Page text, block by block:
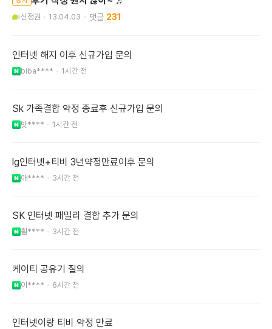
신정권 13.04.03 231
인터넷 해지 이후 신규가입 문의
biba**** 1시간 전
Sk 가족결합 약정 종료후 신규가입 문의
밧**** 1시간 전
lg인터넷+티비 3년약정만료이후 문의
애**** 3시간 전
SK 인터넷 패밀리 결합 추가 문의
휠**** 3시간 전
케이티 공유기 질의
이**** 6시간 전
인터넷이랑 티비 약정 만료